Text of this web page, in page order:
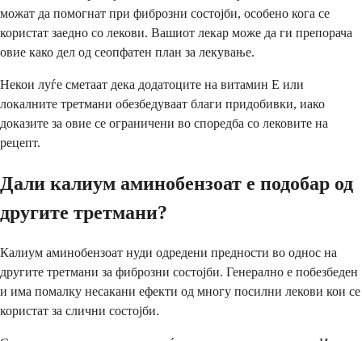
можат да помогнат при фиброзни состојби, особено кога се
користат заедно со лекови. Вашиот лекар може да ги препорача
овие како дел од сеопфатен план за лекување.
Некои луѓе сметаат дека додатоците на витамин Е или
локалните третмани обезбедуваат благи придобивки, иако
доказите за овие се ограничени во споредба со лековите на
рецепт.
Дали калиум аминобензоат е подобар од
другите третмани?
Калиум аминобензоат нуди одредени предности во однос на
другите третмани за фиброзни состојби. Генерално е побезбеден
и има помалку несакани ефекти од многу посилни лекови кои се
користат за слични состојби.